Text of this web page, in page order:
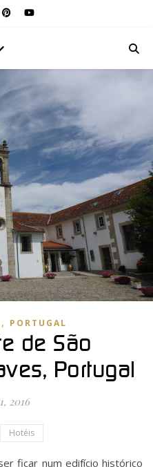
, PORTUGAL
de São
Portugal
2016
Hotéis